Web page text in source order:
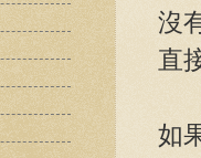
沒
直
如